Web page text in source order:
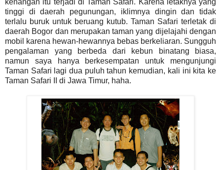
kenangan itu terjadi di Taman Safari. Karena letaknya yang
tinggi di daerah pegunungan, iklimnya dingin dan tidak
terlalu buruk untuk beruang kutub. Taman Safari terletak di
daerah Bogor dan merupakan taman yang dijelajahi dengan
mobil karena hewan-hewannya bebas berkeliaran. Sungguh
pengalaman yang berbeda dari kebun binatang biasa,
namun saya hanya berkesempatan untuk mengunjungi
Taman Safari lagi dua puluh tahun kemudian, kali ini kita ke
Taman Safari II di Jawa Timur, haha.